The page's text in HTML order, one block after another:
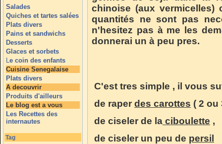
Salades
Quiches et tartes salées
Plats divers
Pains et sandwichs
Desserts
Glaces et sorbets
Le coin des enfants
Cuisine Senegalaise
Plats divers
A decouvrir
Produits d'ailleurs
Le blog est a vous
Les Recettes des
internautes
Tag
chinoise (aux
quantités ne sont pas
n'hesitez pas à me les
donnerai un à peu pres.
C'est tres simple , il vous
de raper des carottes ( 2 ou
de ciseler de la ciboulette ,
de ciseler un peu de persil